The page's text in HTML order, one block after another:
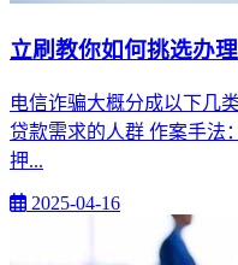
立刷教你如何挑选办
电信诈骗大概分成以下几
贷款需求的人群 作案手法
押...
2025-04-16